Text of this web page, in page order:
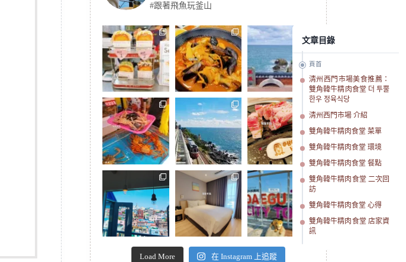
#跟著飛魚玩釜山
Load More 在 Instagram 上追蹤
文章目錄
頁首
清州西門市場美食推薦：
雙角韓牛精肉食堂 더 투뿔
한우 정육식당
清州西門市場 介紹
雙角韓牛精肉食堂 菜單
雙角韓牛精肉食堂 環境
雙角韓牛精肉食堂 餐點
雙角韓牛精肉食堂 二次回
訪
雙角韓牛精肉食堂 心得
雙角韓牛精肉食堂 店家資
訊